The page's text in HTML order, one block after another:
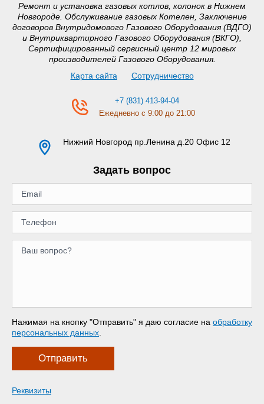
Ремонт и установка газовых котлов, колонок в Нижнем
Новгороде. Обслуживание газовых Котелен, Заключение
договоров Внутридомового Газового Оборудования (ВДГО)
и Внутриквартирного Газового Оборудования (ВКГО),
Сертифицированный сервисный центр 12 мировых
производителей Газового Оборудования.
Карта сайта
Сотрудничество
+7 (831) 413-94-04
Ежедневно с 9:00 до 21:00
Нижний Новгород пр.Ленина д.20 Офис 12
Задать вопрос
Нажимая на кнопку "Отправить" я даю согласие на обработку
персональных данных
Отправить
Реквизиты